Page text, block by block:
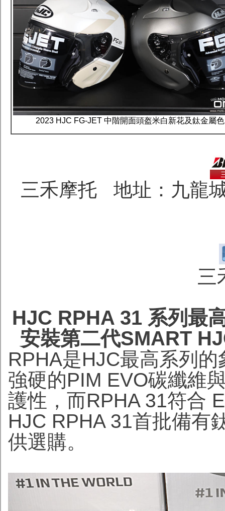
2023 HJC FG-JET 中階開面頭盔米白新花及鈦金屬色
三禾摩托 地址：九龍
三
HJC RPHA 31 系列最
安裝第二代SMART
RPHA是HJC最高系列
強硬的PIM EVO碳纖維
護性，而RPHA 31符合
HJC RPHA 31首批備有
供選購。